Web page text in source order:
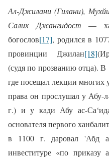
Ал-Джилани (Гилани),
Салих Джангидост
—
богослов[17], родился в
провинции
Джилан[18]
(судя по прозванию отца). В
где посещал лекции многих
права он прослушал у Абу-
г.) и у кади Абу ас-
основателя первого
в 1100 г. даровал 'Абд
инвеституре «по приказу